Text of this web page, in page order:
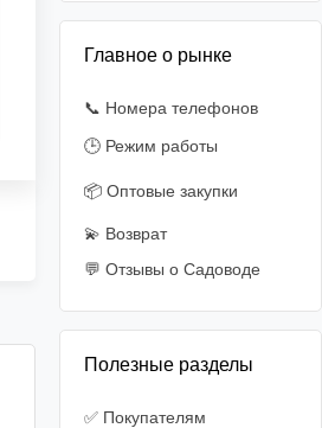
Главное о рынке
📞 Номера телефонов
🕒 Режим работы
📦 Оптовые закупки
💫 Возврат
💬 Отзывы о Садоводе
Полезные разделы
✅ Покупателям